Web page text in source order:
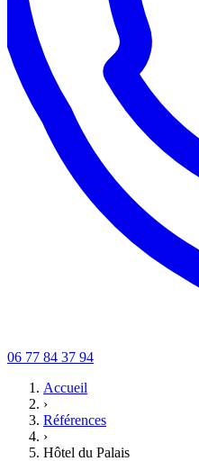
06 77 84 37 94
Accueil
›
Références
›
Hôtel du Palais